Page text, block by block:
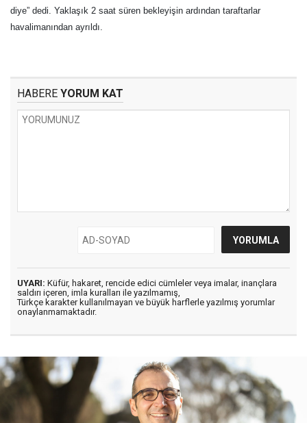
diye” dedi. Yaklaşık 2 saat süren bekleyişin ardından taraftarlar
havalimanından ayrıldı.
HABERE YORUM KAT
UYARI: Küfür, hakaret, rencide edici cümleler veya imalar, inançlara
saldırı içeren, imla kuralları ile yazılmamış,
Türkçe karakter kullanılmayan ve büyük harflerle yazılmış yorumlar
onaylanmamaktadır.